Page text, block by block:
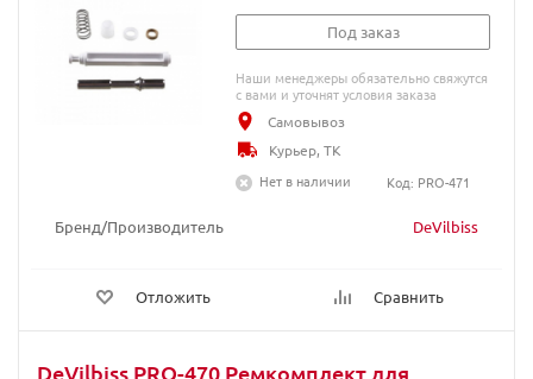
Бренд/Производитель DeVilbiss
Отложить Сравнить
Под заказ
Наши менеджеры обязательно свяжутся
с вами и уточнят условия заказа
Самовывоз
Курьер, ТК
Нет в наличии
Код: PRO-471
DeVilbiss PRO-470 Ремкомплект для